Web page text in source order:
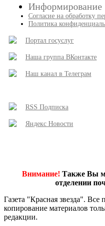
Информирование
Согласие на обработку
Политика
Портал госуслуг
Наша группа ВКонтакте
Наш канал в Телеграм
RSS Подписка
Яндекс Новости
Внимание! Также Вы
отделении
Газета "Красная звезда".
копирование материалов
редакции.